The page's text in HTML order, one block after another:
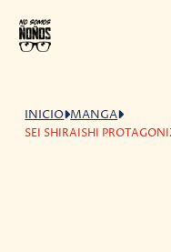
INICIO MANGA
SEI SHIRAISHI